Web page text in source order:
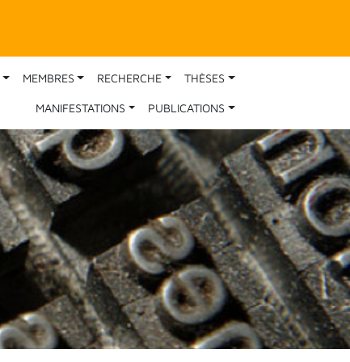
MEMBRES RECHERCHE THÈSES
MANIFESTATIONS PUBLICATIONS